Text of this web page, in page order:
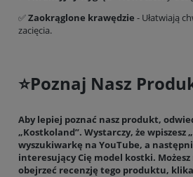
✅Zaokrąglone krawędzie - Ułatwiają
zacięcia.
⭐️Poznaj Nasz
Aby lepiej poznać nasz produkt,
„Kostkoland”. Wystarczy, że wpiszesz
wyszukiwarkę na YouTube, a
interesujący Cię model kostki.
obejrzeć recenzję tego produktu,